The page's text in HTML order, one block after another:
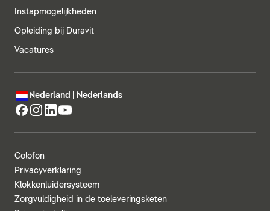
Instapmogelijkheden
Opleiding bij Duravit
Vacatures
Nederland | Nederlands
Colofon
Privacyverklaring
Klokkenluidersysteem
Zorgvuldigheid in de toeleveringsketen